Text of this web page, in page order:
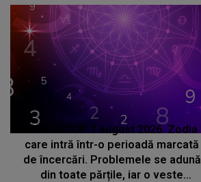
HOROSCOP 7 august 2026. Zodia
care intră într-o perioadă marcată
de încercări. Problemele se adună
din toate părțile, iar o veste